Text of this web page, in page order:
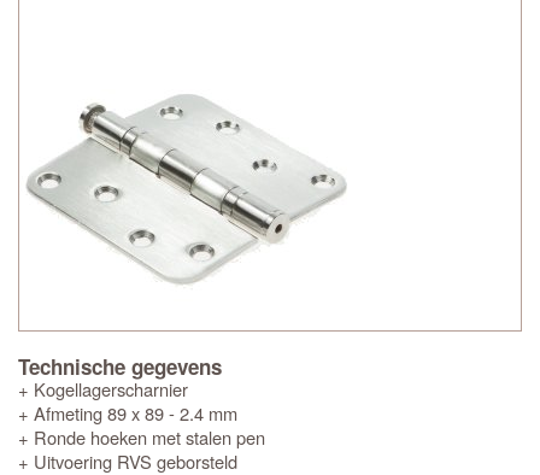
Technische gegevens
+ Kogellagerscharnier
+ Afmeting 89 x 89 - 2.4 mm
+ Ronde hoeken met stalen pen
+ Uitvoering RVS geborsteld